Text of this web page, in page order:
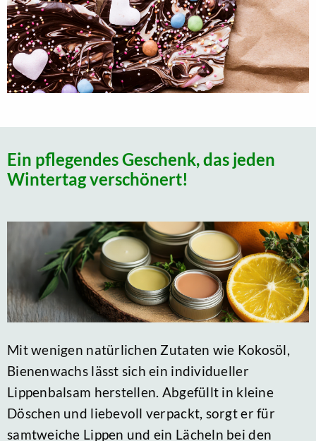
Ein pflegendes Geschenk, das jeden
Wintertag verschönert!
Mit wenigen natürlichen Zutaten wie Kokosöl,
Bienenwachs lässt sich ein individueller
Lippenbalsam herstellen. Abgefüllt in kleine
Döschen und liebevoll verpackt, sorgt er für
samtweiche Lippen und ein Lächeln bei den